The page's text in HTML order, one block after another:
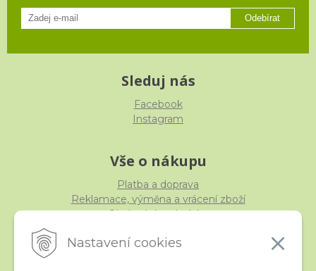
Nastavení cookies
Odebírat
Sleduj nás
Facebook
Instagram
Vše o nákupu
Platba a doprava
Reklamace, výměna a vrácení zboží
Obchodní podmínky